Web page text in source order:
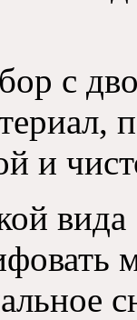
с
и